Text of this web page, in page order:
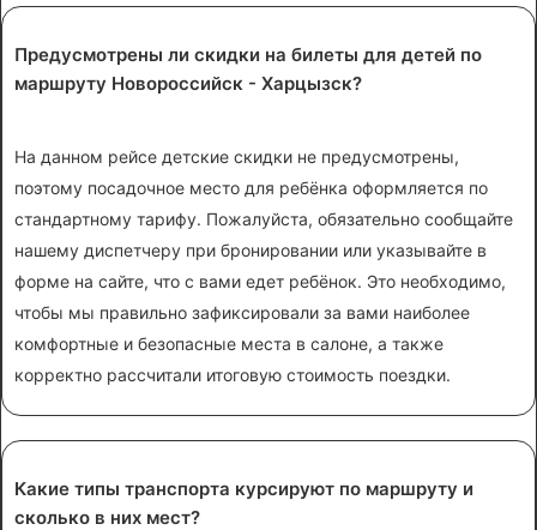
Предусмотрены ли скидки на билеты для детей по
маршруту Новороссийск - Харцызск?
На данном рейсе детские скидки не предусмотрены,
поэтому посадочное место для ребёнка оформляется по
стандартному тарифу. Пожалуйста, обязательно сообщайте
нашему диспетчеру при бронировании или указывайте в
форме на сайте, что с вами едет ребёнок. Это необходимо,
чтобы мы правильно зафиксировали за вами наиболее
комфортные и безопасные места в салоне, а также
корректно рассчитали итоговую стоимость поездки.
Какие типы транспорта курсируют по маршруту и
сколько в них мест?